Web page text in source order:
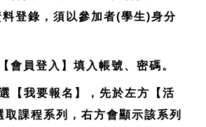
登錄， 須以參加者(學生)身分
會員登入】填入帳號、密碼。
【我要報名】，先於左方【活
取課程系列，右方會顯示該系列